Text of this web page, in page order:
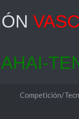
Competición/